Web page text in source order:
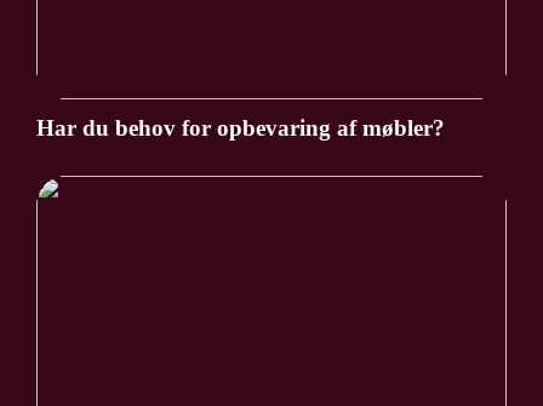
Har du behov for opbevaring af møbler?